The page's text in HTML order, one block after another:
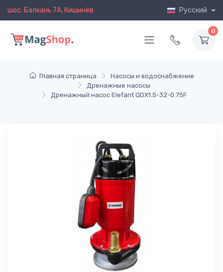
шос. Балкань 7A, Кишинёв Русский
0
Главная страница
Насосы и водоснабжение
Дренажные насосы
Дренажный насос Elefant QDX1.5-32-0.75F